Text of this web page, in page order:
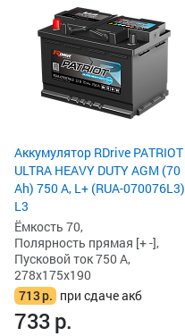
Аккумулятор RDrive PATRIOT
ULTRA HEAVY DUTY AGM (70
Ah) 750 А, L+ (RUA-070076L3)
L3
Ёмкость 70,
Полярность прямая [+ -],
Пусковой ток 750 А,
278x175x190
713р. при сдаче акб
733р.